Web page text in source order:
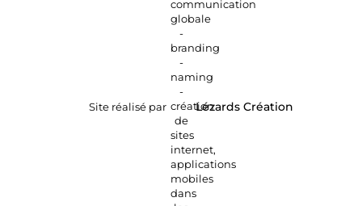
Site réalisé par Lézards Création